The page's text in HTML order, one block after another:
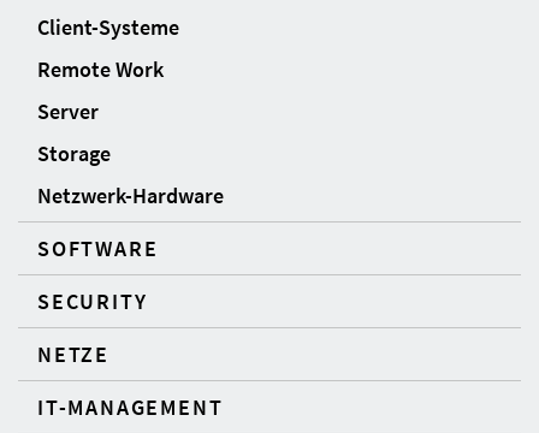
Client-Systeme
Remote Work
Server
Storage
Netzwerk-Hardware
SOFTWARE
SECURITY
NETZE
IT-MANAGEMENT